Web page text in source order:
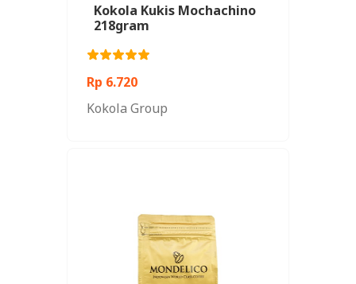
Kokola Kukis Mochachino
218gram
Rp 6.720
Kokola Group